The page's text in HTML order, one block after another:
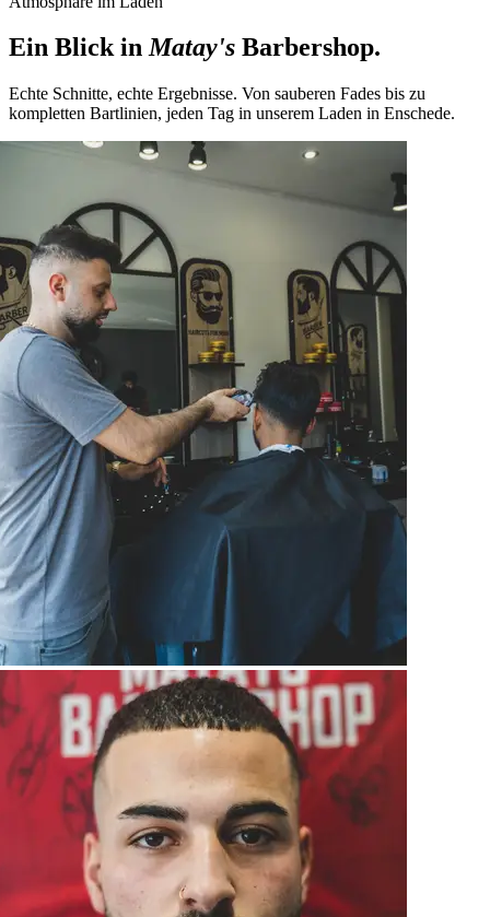
Ein Blick inMatay's Barbershop.
Echte Schnitte, echte Ergebnisse. Von sauberen Fades bis zu
kompletten Bartlinien, jeden Tag in unserem Laden in Enschede.